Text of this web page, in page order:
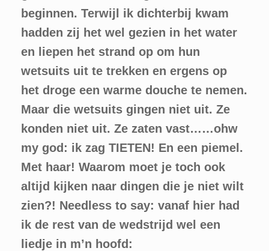
beginnen. Terwijl ik dichterbij kwam
hadden zij het wel gezien in het water
en liepen het strand op om hun
wetsuits uit te trekken en ergens op
het droge een warme douche te nemen.
Maar die wetsuits gingen niet uit. Ze
konden niet uit. Ze zaten vast……ohw
my god: ik zag TIETEN! En een piemel.
Met haar! Waarom moet je toch ook
altijd kijken naar dingen die je niet wilt
zien?! Needless to say: vanaf hier had
ik de rest van de wedstrijd wel een
liedje in m’n hoofd: